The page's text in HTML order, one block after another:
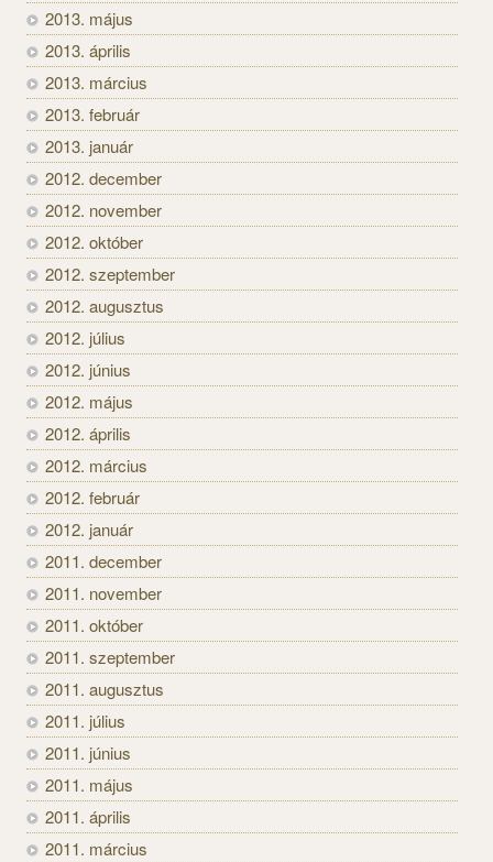
2013. május
2013. április
2013. március
2013. február
2013. január
2012. december
2012. november
2012. október
2012. szeptember
2012. augusztus
2012. július
2012. június
2012. május
2012. április
2012. március
2012. február
2012. január
2011. december
2011. november
2011. október
2011. szeptember
2011. augusztus
2011. július
2011. június
2011. május
2011. április
2011. március